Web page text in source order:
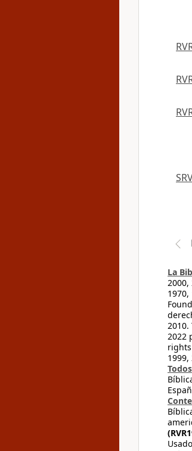
La
2000,
1970,
2010.
2022
Todos